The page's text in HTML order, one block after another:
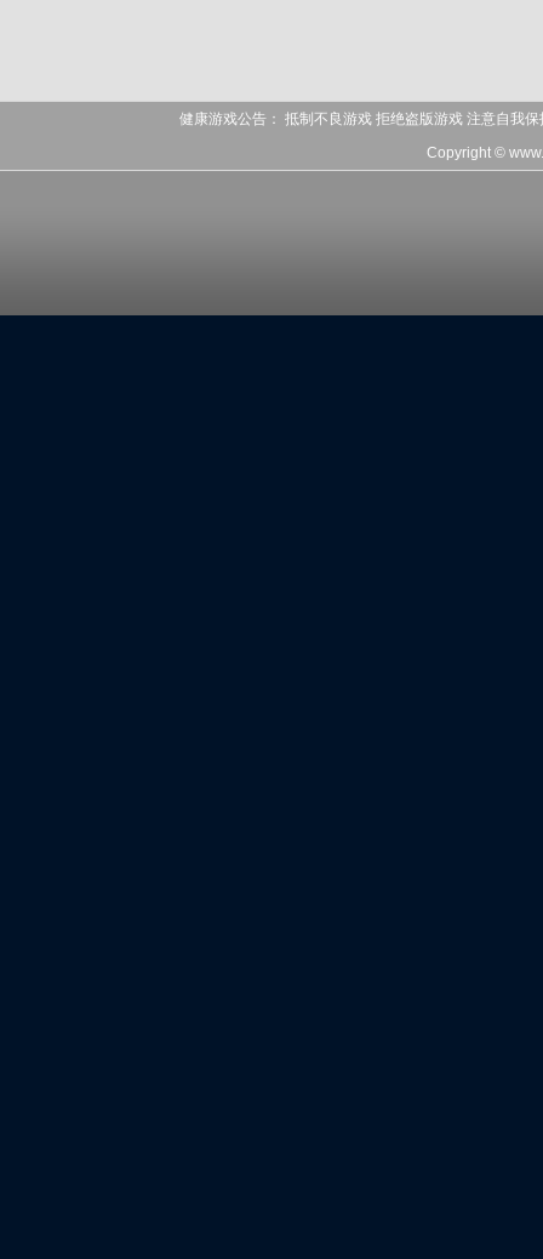
健康游戏公告： 抵制不良游戏 拒绝盗版游戏 注意自我
Copyright ©